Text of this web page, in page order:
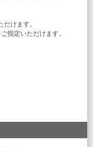
けます。
指定いただけます。